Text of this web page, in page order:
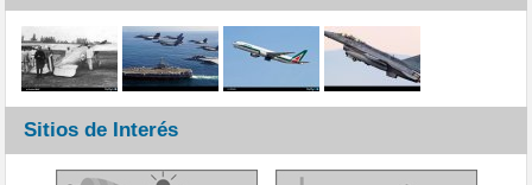
Sitios de Interés